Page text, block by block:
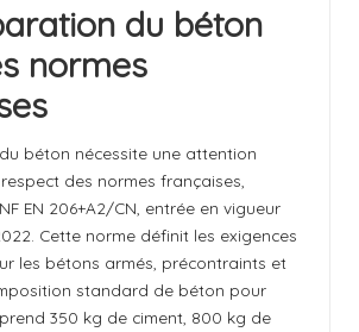
du béton
normes
béton nécessite une attention
des normes françaises,
EN 206+A2/CN, entrée en vigueur
Cette norme définit les exigences
les bétons armés, précontraints et
standard de béton pour
350 kg de ciment, 800 kg de